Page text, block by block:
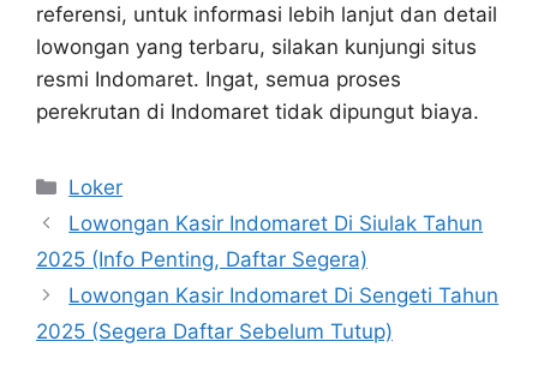
referensi, untuk informasi lebih lanjut dan detail
lowongan yang terbaru, silakan kunjungi situs
resmi Indomaret. Ingat, semua proses
perekrutan di Indomaret tidak dipungut biaya.
Kategori
Loker
Lowongan Kasir Indomaret Di Siulak Tahun
2025 (Info Penting, Daftar Segera)
Lowongan Kasir Indomaret Di Sengeti Tahun
2025 (Segera Daftar Sebelum Tutup)